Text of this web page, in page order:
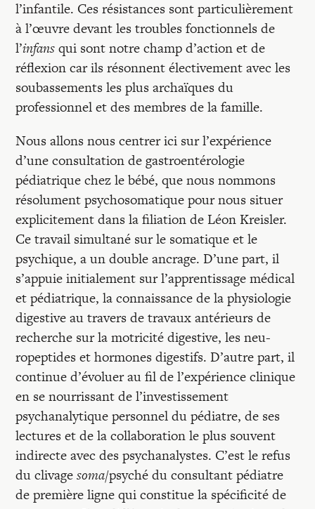
l’infantile. Ces résistances sont particulièrement
à l’œuvre devant les troubles fonctionnels de
l’infansqui sont notre champ d’action et de
réflexion car ils résonnent électivement avec les
soubassements les plus archaïques du
professionnel et des membres de la famille.
Nous allons nous centrer ici sur l’expérience
d’une consultation de gastroentérologie
pédiatrique chez le bébé, que nous nommons
résolument psychosomatique pour nous situer
explicitement dans la filiation de Léon Kreisler.
Ce travail simultané sur le somatique et le
psychique, a un double ancrage. D’une part, il
s’appuie initialement sur l’apprentissage médical
et pédiatrique, la connaissance de la physiologie
digestive au travers de travaux antérieurs de
recherche sur la motricité digestive, les neu-
ropeptides et hormones digestifs. D’autre part, il
continue d’évoluer au fil de l’expérience clinique
en se nourrissant de l’investissement
psychanalytique personnel du pédiatre, de ses
lectures et de la collaboration le plus souvent
indirecte avec des psychanalystes. C’est le refus
du clivagesoma/psyché du consultant pédiatre
de première ligne qui constitue la spécificité de